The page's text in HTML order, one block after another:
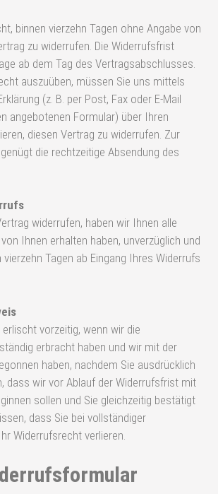
binnen vierzehn Tagen ohne Angabe von
zu widerrufen. Die Widerrufsfrist
ab dem Tag des Vertragsabschlusses.
auszuüben, müssen Sie uns mittels
(z. B. per Post, Fax oder E‑Mail
angebotenen Formular) über Ihren
diesen Vertrag zu widerrufen. Zur
die rechtzeitige Absendung des
widerrufen, haben wir Ihnen alle
Ihnen erhalten haben, unverzüglich und
Tagen ab Eingang Ihres Widerrufs
vorzeitig, wenn wir die
erbracht haben und wir mit der
haben, nachdem Sie ausdrücklich
dass wir vor Ablauf der Widerrufsfrist mit
sollen und Sie gleichzeitig bestätigt
dass Sie bei vollständiger
Widerrufsrecht verlieren.